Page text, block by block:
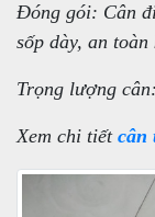
Đóng gói: Cân
sốp dày, an
Trọng lượng
Xem chi tiết cân